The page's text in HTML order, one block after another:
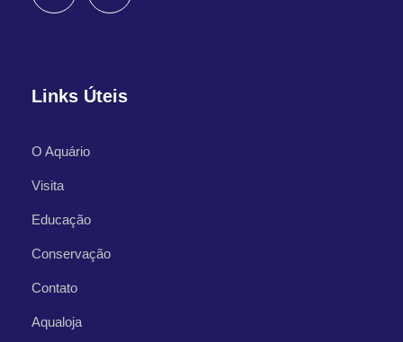
Links Úteis
O Aquário
Visita
Educação
Conservação
Contato
Aqualoja